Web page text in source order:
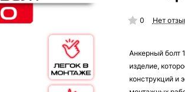
0 Нет
Анкерный болт
изделие,
конструкций и